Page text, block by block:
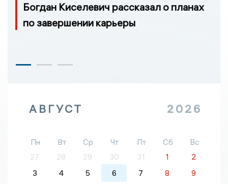
Богдан Киселевич рассказал о планах
по завершении карьеры
АВГУСТ 2026
Пн Вт Ср Чт Пт Сб
Вс
27
28 29 30 31 1
2
3
4 5 6 7 8
9